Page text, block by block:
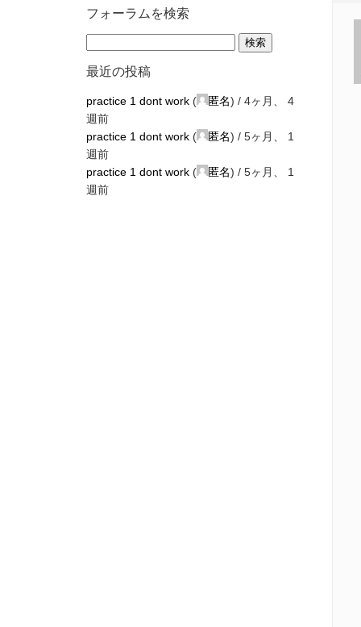
フォーラムを検索
最近の投稿
practice 1 dont work ( 匿名) / 4ヶ月、 4
週前
practice 1 dont work ( 匿名) / 5ヶ月、 1
週前
practice 1 dont work ( 匿名) / 5ヶ月、 1
週前